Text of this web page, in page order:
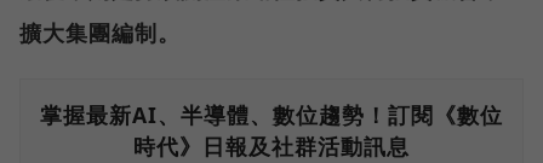
擴大集團編制。
掌握最新AI、半導體、數位趨勢！訂閱《數位
時代》日報及社群活動訊息